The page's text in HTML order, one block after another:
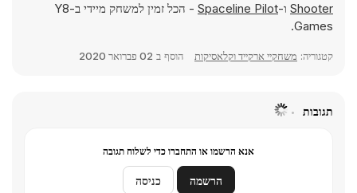
Shooter ו-Spaceline Pilot
- הכל זמין למשחק מיידי ב-Y8
Games.
קטגוריה: משחקיי ארקייד וקלאסיקות הוסף ב 02 פברואר 2020
תגובות
אנא הרשמו או התחברו כדי לשלוח תגובה
הרשמה כניסה